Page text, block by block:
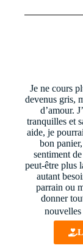
Je ne cours
devenus gris,
d’amour.
tranquilles et
aide, je
bon
sentiment
peut-être plus
autant
parrain ou
donner